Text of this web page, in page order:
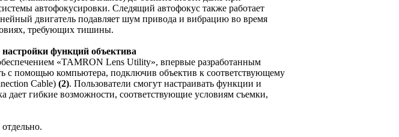
автофокусировки. Следящий автофокус также работает
двигатель подавляет шум привода и вибрацию во время
требующих тишины.
функций объектива
«TAMRON Lens Utility», впервые разработанным
помощью компьютера, подключив объектив к соответствующему
Cable) (2). Пользователи смогут настраивать функции и
дает гибкие возможности, соответствующие условиям съемки,